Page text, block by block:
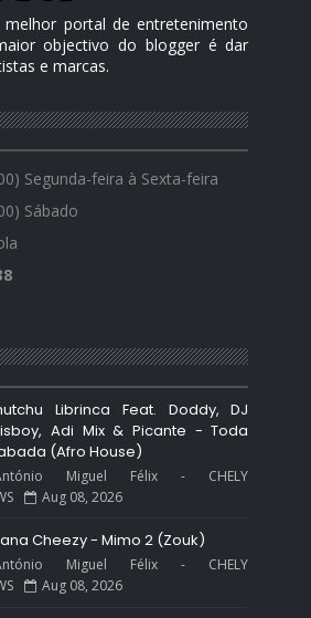
portal de entretenimento
objectivo do blogger é dar
e marcas.
Segunda-feira à Sexta-feira
Sábado
Librinca Feat. Doddy, DJ
Adi Mix & Picante - Toda
(Afro House)
Miguel Félix - CHELY
Aug 08, 2026
Cheezy - Mimo 2 (Zouk)
Miguel Félix - CHELY
Aug 08, 2026